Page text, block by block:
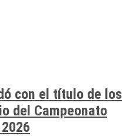
con el título de los
del Campeonato